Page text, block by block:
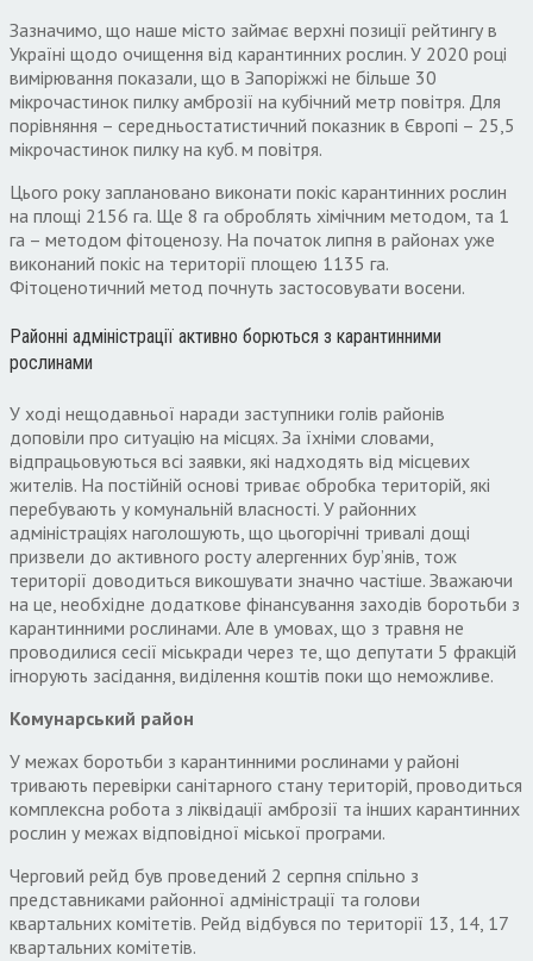
Зазначимо, що наше місто займає верхні позиції рейтингу в
Україні щодо очищення від карантинних рослин. У 2020 році
вимірювання показали, що в Запоріжжі не більше 30
мікрочастинок пилку амброзії на кубічний метр повітря. Для
порівняння – середньостатистичний показник в Європі – 25,5
мікрочастинок пилку на куб. м повітря.
Цього року заплановано виконати покіс карантинних рослин
на площі 2156 га. Ще 8 га оброблять хімічним методом, та 1
га – методом фітоценозу. На початок липня в районах уже
виконаний покіс на території площею 1135 га.
Фітоценотичний метод почнуть застосовувати восени.
Районні адміністрації активно борються з карантинними
рослинами
У ході нещодавньої наради заступники голів районів
доповіли про ситуацію на місцях. За їхніми словами,
відпрацьовуються всі заявки, які надходять від місцевих
жителів. На постійній основі триває обробка територій, які
перебувають у комунальній власності. У районних
адміністраціях наголошують, що цьогорічні тривалі дощі
призвели до активного росту алергенних бур’янів, тож
території доводиться викошувати значно частіше. Зважаючи
на це, необхідне додаткове фінансування заходів боротьби з
карантинними рослинами. Але в умовах, що з травня не
проводилися сесії міськради через те, що депутати 5 фракцій
ігнорують засідання, виділення коштів поки що неможливе.
Комунарський район
У межах боротьби з карантинними рослинами у районі
тривають перевірки санітарного стану територій, проводиться
комплексна робота з ліквідації амброзії та інших карантинних
рослин у межах відповідної міської програми.
Черговий рейд був проведений 2 серпня спільно з
представниками районної адміністрації та голови
квартальних комітетів. Рейд відбувся по території 13, 14, 17
квартальних комітетів.